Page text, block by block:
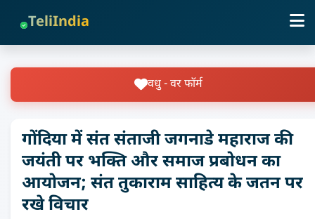
TeliIndia
वधु - वर फॉर्म
गोंदिया में संत संताजी जगनाडे महाराज की
जयंती पर भक्ति और समाज प्रबोधन का
आयोजन; संत तुकाराम साहित्य के जतन पर
रखे विचार